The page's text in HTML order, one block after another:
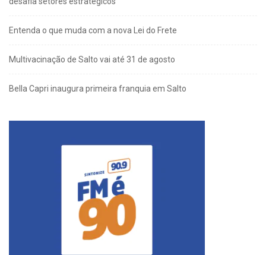
Entenda o que muda com a nova Lei do Frete
Multivacinação de Salto vai até 31 de agosto
Bella Capri inaugura primeira franquia em Salto